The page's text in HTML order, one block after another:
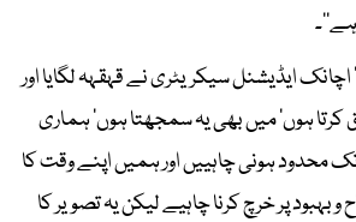
ایڈیشنل سیکریٹری نے قہقہہ لگایا اور
کرتا ہوں‘ میں بھی یہ سمجھتا ہوں‘ ہماری
ہونی چاہییں اور ہمیں اپنے وقت کا
بہبود پر خرچ کرنا چاہیے لیکن یہ تصویر کا